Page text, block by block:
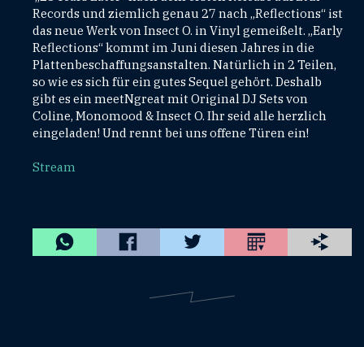
Records und ziemlich genau 27 nach „Reflections“ ist
das neue Werk von Insect O. in Vinyl gemeißelt. „Early
Reflections“ kommt im Juni diesen Jahres in die
Plattenbeschaffungsanstalten. Natürlich in 2 Teilen,
so wie es sich für ein gutes Sequel gehört. Deshalb
gibt es ein meetNgreat mit Original DJ Sets von
Coline, Monomood & Insect O. Ihr seid alle herzlich
eingeladen! Und rennt bei uns offene Türen ein!
Stream